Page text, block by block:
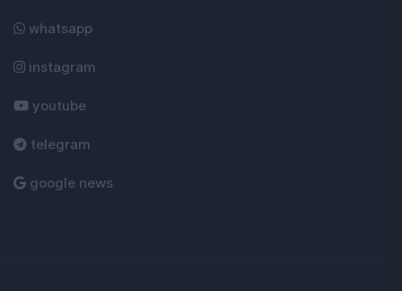
whatsapp
instagram
youtube
telegram
google news